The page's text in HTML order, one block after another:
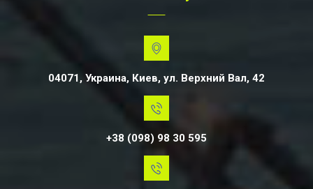
04071, Украина, Киев, ул. Верхний Вал, 42
+38 (098) 98 30 595